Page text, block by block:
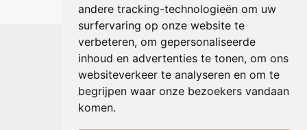
andere tracking-technologieën om uw
surfervaring op onze website te
verbeteren, om gepersonaliseerde
inhoud en advertenties te tonen, om ons
websiteverkeer te analyseren en om te
begrijpen waar onze bezoekers vandaan
komen.
Shophouse online
Max Planckstraat 4
6716 BE Ede, Nederland
Telefoon:+31(0)318 618 121
E-mail: info@shophouse.nl
Geopend: ma t/m vr 09:00-17:00 uur